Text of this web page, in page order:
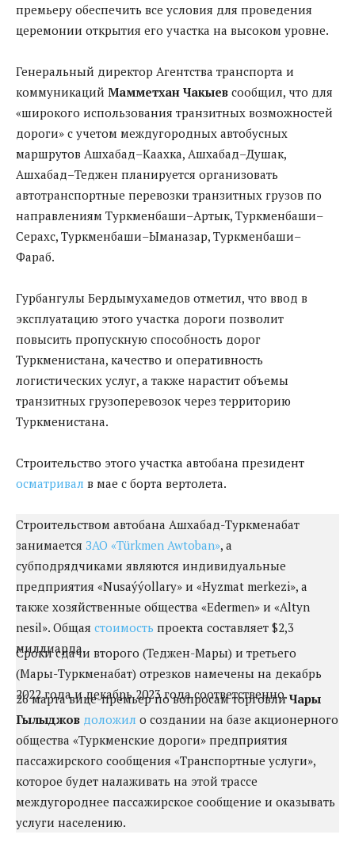
премьеру обеспечить все условия для проведения
церемонии открытия его участка на высоком уровне.
Генеральный директор Агентства транспорта и
коммуникаций Мамметхан Чакыев сообщил, что для
«широкого использования транзитных возможностей
дороги» с учетом междугородных автобусных
маршрутов Ашхабад–Каахка, Ашхабад–Душак,
Ашхабад–Теджен планируется организовать
автотранс­портные перевозки транзитных грузов по
направлениям Туркменбаши–Артык, Туркменбаши–
Серахс, Туркменбаши–Ыманазар, Туркменбаши–
Фараб.
Гурбангулы Бердымухамедов отметил, что ввод в
эксплуатацию этого участка дороги позволит
повысить пропускную способность дорог
Туркменистана, качество и оперативность
логистических услуг, а также нарастит объемы
транзитных грузоперевозок через территорию
Туркменистана.
Строительство этого участка автобана президент
осматривал в мае с борта вертолета.
Строительством автобана Ашхабад-Туркменабат
занимается ЗАО «Türkmen Awtoban», а
субподрядчиками являются индивидуальные
предприятия «Nusaýýollary» и «Hyzmat merkezi», а
также хозяйственные общества «Edermen» и «Altyn
nesil». Общая стоимость проекта составляет $2,3
миллиарда.
Сроки сдачи второго (Теджен-Мары) и третьего
(Мары-Туркменабат) отрезков намечены на декабрь
2022 года и декабрь 2023 года соответственно.
26 марта вице-премьер по вопросам торговлиЧары
Гылыджов доложил о создании на базе акционерного
общества «Туркменские дороги» предприятия
пассажирского сообщения «Транспортные услуги»,
которое будет налаживать на этой трассе
междугороднее пассажирское сообщение и оказывать
услуги населению.